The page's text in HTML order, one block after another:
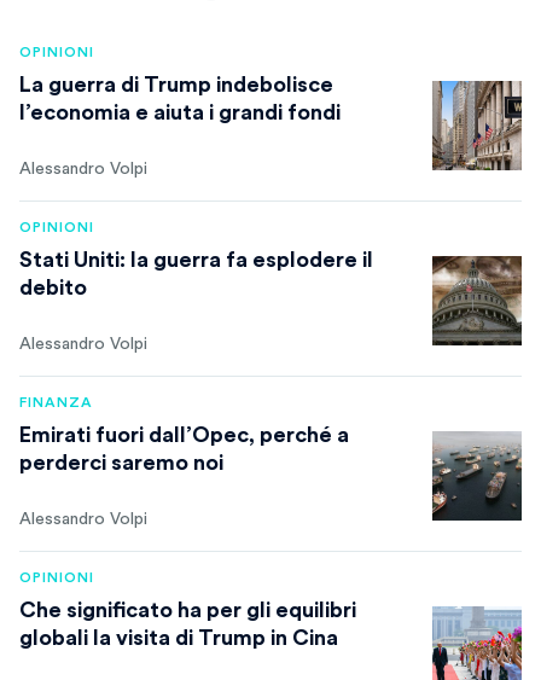
OPINIONI
La guerra di Trump indebolisce
l’economia e aiuta i grandi fondi
Alessandro Volpi
OPINIONI
Stati Uniti: la guerra fa esplodere il
debito
Alessandro Volpi
FINANZA
Emirati fuori dall’Opec, perché a
perderci saremo noi
Alessandro Volpi
OPINIONI
Che significato ha per gli equilibri
globali la visita di Trump in Cina